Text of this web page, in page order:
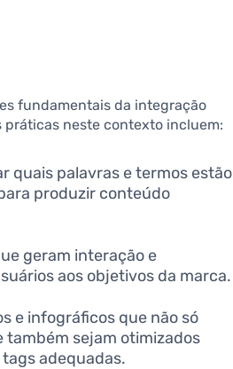
fundamentais da integração
práticas neste contexto incluem:
quais palavras e termos estão
produzir conteúdo
geram interação e
aos objetivos da marca.
e infográficos que não só
também sejam otimizados
adequadas.